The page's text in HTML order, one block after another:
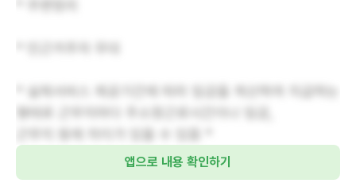
* 실제서비스 제공기간에 따라 임금을 계산하여 지급하는
앱으로 내용 확인하기